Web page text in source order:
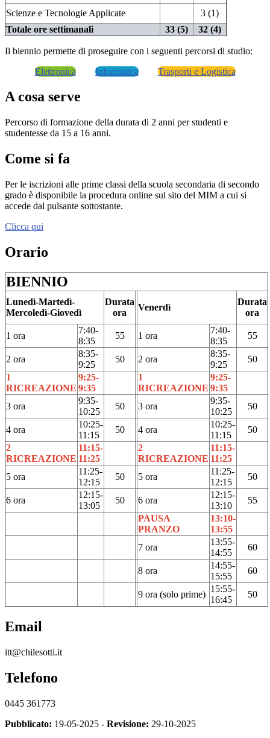
Scienze e Tecnologie Applicate
3 (1)
Totale ore settimanali
33 (5) 32 (4)
Il biennio permette di proseguire con i seguenti percorsi di studio:
Elettronica
Informatica Trasporti e Logistica
A cosa serve
Percorso di formazione della durata di 2 anni per studenti e
studentesse da 15 a 16 anni.
Come si fa
Per le iscrizioni alle prime classi della scuola secondaria di secondo
grado è disponibile la procedura online sul sito del MIM a cui si
accede dal pulsante sottostante.
Clicca qui
Orario
BIENNIO
Lunedì-Martedì-
Mercoledì-Giovedì
Durata
ora
Venerdì
Durata
ora
1 ora
7:40-
8:35
55 1 ora
7:40-
8:35
55
2 ora
8:35-
9:25
50 2 ora
8:35-
9:25
50
1
RICREAZIONE
9:25-
9:35
1
RICREAZIONE
9:25-
9:35
3 ora
9:35-
10:25
50 3 ora
9:35-
10:25
50
4 ora
10:25-
11:15
50 4 ora
10:25-
11:15
50
2
RICREAZIONE
11:15-
11:25
2
RICREAZIONE
11:15-
11:25
5 ora
11:25-
12:15
50 5 ora
11:25-
12:15
50
6 ora
12:15-
13:05
50 6 ora
12:15-
13:10
55
PAUSA
PRANZO
13:10-
13:55
7 ora
13:55-
14:55
60
8 ora
14:55-
15:55
60
9 ora (solo prime)
15:55-
16:45
50
Email
itt@chilesotti.it
Telefono
0445 361773
Pubblicato: 19-05-2025 - Revisione: 29-10-2025